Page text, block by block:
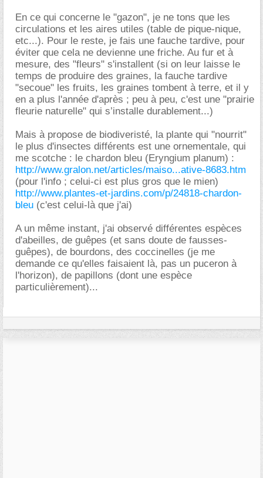
En ce qui concerne le "gazon", je ne tons que les
circulations et les aires utiles (table de pique-nique,
etc...). Pour le reste, je fais une fauche tardive, pour
éviter que cela ne devienne une friche. Au fur et à
mesure, des "fleurs" s'installent (si on leur laisse le
temps de produire des graines, la fauche tardive
"secoue" les fruits, les graines tombent à terre, et il y
en a plus l'année d'après ; peu à peu, c'est une "prairie
fleurie naturelle" qui s’installe durablement...)
Mais à propose de biodiveristé, la plante qui "nourrit"
le plus d'insectes différents est une ornementale, qui
me scotche : le chardon bleu (Eryngium planum) :
http://www.gralon.net/articles/maiso...ative-8683.htm
(pour l'info ; celui-ci est plus gros que le mien)
http://www.plantes-et-jardins.com/p/24818-chardon-
bleu (c'est celui-là que j'ai)
A un même instant, j'ai observé différentes espèces
d'abeilles, de guêpes (et sans doute de fausses-
guêpes), de bourdons, des coccinelles (je me
demande ce qu'elles faisaient là, pas un puceron à
l'horizon), de papillons (dont une espèce
particulièrement)...